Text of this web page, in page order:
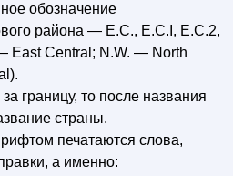
обозначение
района — Е.С., E.C.I, Е.С.2,
East Central; N.W. — North
границу, то после названия
страны.
печатаются слова,
а именно: